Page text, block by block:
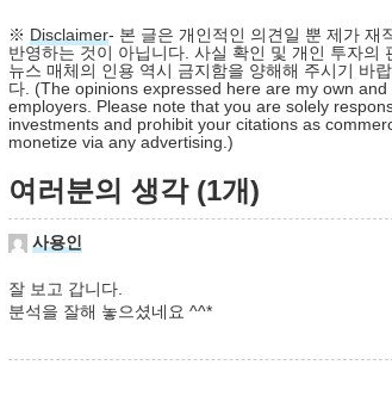
※ Disclaimer- 본 글은 개인적인 의견일 뿐 제가 재
반영하는 것이 아닙니다. 사실 확인 및 개인 투자의
뉴스 매체의 인용 역시 금지함을 양해해 주시기 바
다. (The opinions expressed here are my own
employers. Please note that you are solely
investments and prohibit your citations as
monetize via any advertising.)
여러분의 생각 (1개)
사용인
잘 보고 갑니다.
분석을 잘해 놓으셨네요 ^^*